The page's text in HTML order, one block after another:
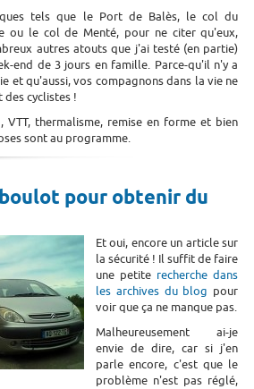
tels que le Port de Balès, le col du
ou le col de Menté, pour ne citer qu'eux,
autres atouts que j'ai testé (en partie)
end de 3 jours en famille. Parce-qu'il n'y a
et qu'aussi, vos compagnons dans la vie ne
cyclistes !
VTT, thermalisme, remise en forme et bien
sont au programme.
pour obtenir du
Et oui, encore un article sur
la sécurité ! Il suffit de faire
une petiterecherche dans
les archives du blog pour
voir que ça ne manque pas.
Malheureusement ai-je
envie de dire, car si j'en
parle encore, c'est que le
problème n'est pas réglé,